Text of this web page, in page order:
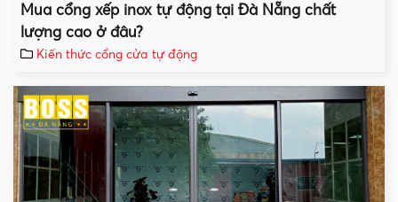
Mua cổng xếp inox tự động tại Đà Nẵng chất
lượng cao ở đâu?
Kiến thức cổng cửa tự động